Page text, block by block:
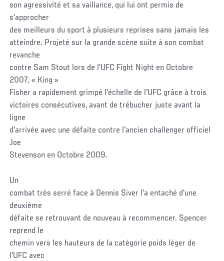
son agressivité et sa vaillance, qui lui ont permis de
s'approcher
des meilleurs du sport à plusieurs reprises sans jamais les
atteindre. Projeté sur la grande scène suite à son combat
revanche
contre Sam Stout lors de l'UFC Fight Night en Octobre
2007, « King »
Fisher a rapidement grimpé l'échelle de l'UFC grâce à trois
victoires consécutives, avant de trébucher juste avant la
ligne
d'arrivée avec une défaite contre l'ancien challenger officiel
Joe
Stevenson en Octobre 2009.
Un
combat très serré face à Dennis Siver l'a entaché d'une
deuxième
défaite se retrouvant de nouveau à recommencer. Spencer
reprend le
chemin vers les hauteurs de la catégorie poids léger de
l'UFC avec